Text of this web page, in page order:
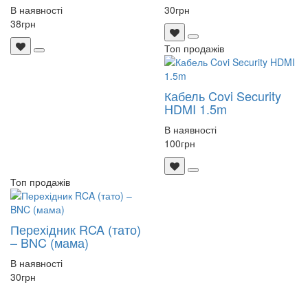
В наявності
38грн
30грн
Топ продажів
Кабель Covi Security
HDMI 1.5m
В наявності
100грн
Топ продажів
Перехідник RCA (тато)
– BNC (мама)
В наявності
30грн